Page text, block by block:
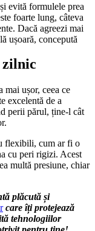
evită formulele prea
foarte lung, câteva
Dacă agreezi mai
ușoară, concepută
mai ușor, ceea ce
excelentă de a
perii părul, ține-l cât
flexibili, cum ar fi o
cu peri rigizi. Acest
multă presiune, chiar
plăcută și
care îți protejează
tehnologiilor